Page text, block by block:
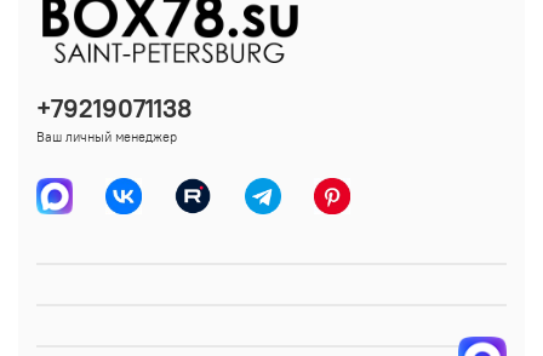
+79219071138
Ваш личный менеджер